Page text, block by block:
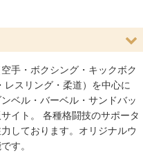
手・ボクシング・キックボク
スリング・柔道）を中心に
ベル・バーベル・サンドバッ
イト。 各種格闘技のサポータ
しております。オリジナルウ
す。